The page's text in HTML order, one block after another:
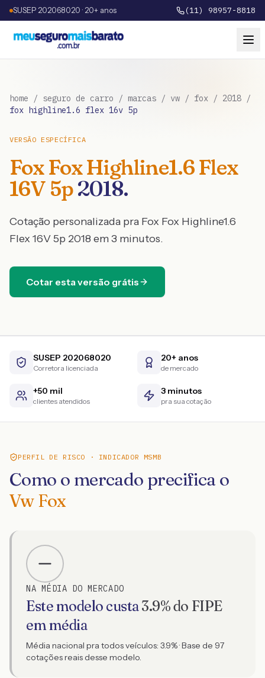
SUSEP 202068020 · 20+ anos (11) 98957-8818
home / seguro de carro / marcas / vw / fox / 2018 /
fox highline1.6 flex 16v 5p
VERSÃO ESPECÍFICA
Fox Fox Highline1.6 Flex
16V 5p2018.
Cotação personalizada pra Fox Fox Highline1.6
Flex 16V 5p 2018 em 3 minutos.
Cotar esta versão grátis
SUSEP 202068020
Corretora licenciada
20+ anos
de mercado
+50 mil
clientes atendidos
3 minutos
pra sua cotação
PERFIL DE RISCO · INDICADOR MSMB
Como o mercado precifica o
Vw Fox
NA MÉDIA DO MERCADO
Este modelo custa3.9% do FIPE
em média
Média nacional pra todos veículos: 3.9% · Base de 97
cotações reais desse modelo.